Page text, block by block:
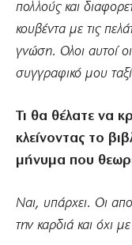
πολλούς και
κουβέντα με τις
γνώση. Ολοι αυτοί
συγγραφικό μου
Τι θα θέλατε να
κλείνοντας το
μήνυμα που
Ναι, υπάρχει. Οι
την καρδιά και όχι